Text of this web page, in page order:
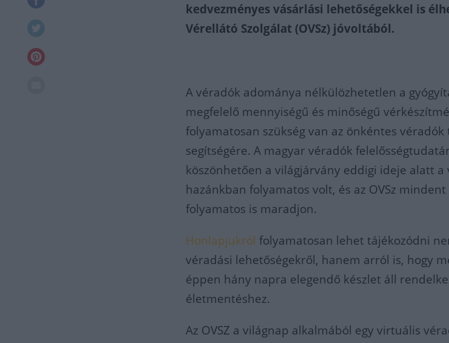
kedvezményes vásárlási lehetőségekkel is
Vérellátó Szolgálat (OVSz) jóvoltából.
A véradók adománya nélkülözhetetlen a
megfelelő mennyiségű és minőségű
folyamatosan szükség van az önkéntes
segítségére. A magyar véradók
köszönhetően a világjárvány eddigi ideje alatt
hazánkban folyamatos volt, és az OVSz
folyamatos is maradjon.
Honlapjukról folyamatosan lehet tájékozódni
véradási lehetőségekről, hanem arról is, hogy
éppen hány napra elegendő készlet áll
életmentéshez.
Az OVSZ a világnap alkalmából egy virtuális